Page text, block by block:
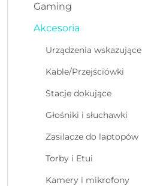
Gaming
Akcesoria
Urządzenia wskazujące
Kable/Przejściówki
Stacje dokujące
Głośniki i słuchawki
Zasilacze do laptopów
Torby i Etui
Kamery i mikrofony